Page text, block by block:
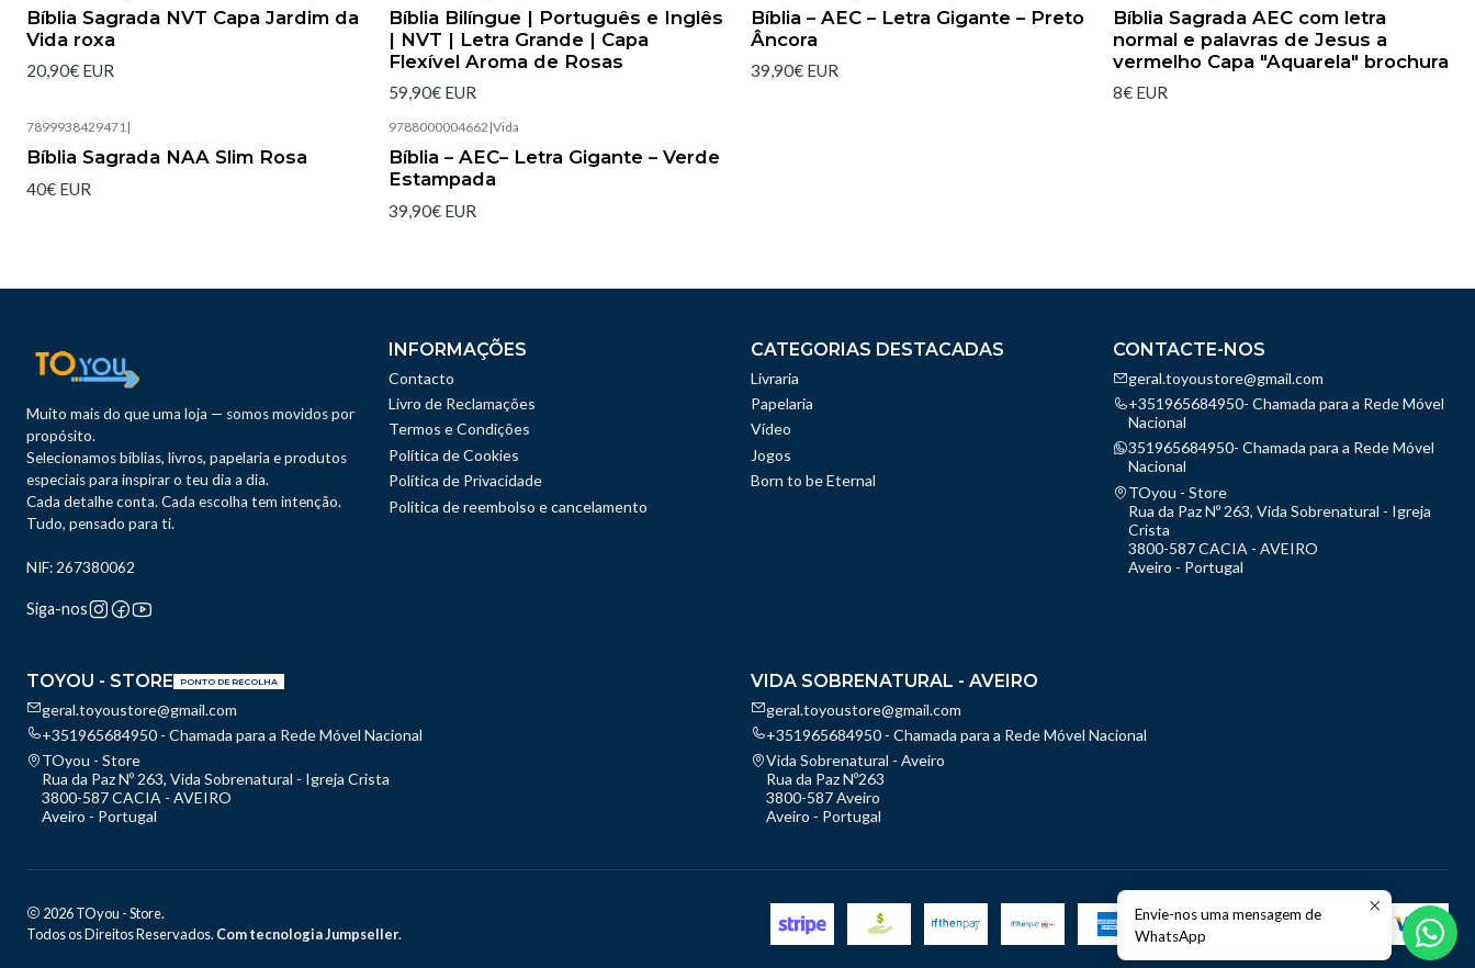
Bíblia Sagrada NVT Capa Jardim da
Vida roxa
20,90€ EUR
Bíblia Bilíngue | Português e Inglês
| NVT | Letra Grande | Capa
Flexível Aroma de Rosas
59,90€ EUR
Bíblia – AEC – Letra Gigante – Preto
Âncora
39,90€ EUR
Bíblia Sagrada AEC com letra
normal e palavras de Jesus a
vermelho Capa "Aquarela" brochura
8€ EUR
7899938429471|
Bíblia Sagrada NAA Slim Rosa
40€ EUR
9788000004662 |Vida
Bíblia – AEC– Letra Gigante – Verde
Estampada
39,90€ EUR
Muito mais do que uma loja — somos movidos por
propósito.
Selecionamos bíblias, livros, papelaria e produtos
especiais para inspirar o teu dia a dia.
Cada detalhe conta. Cada escolha tem intenção.
Tudo, pensado para ti.
NIF: 267380062
Siga-nos
INFORMAÇÕES
Contacto
Livro de Reclamações
Termos e Condições
Política de Cookies
Política de Privacidade
Politica de reembolso e cancelamento
CATEGORIAS DESTACADAS
Livraria
Papelaria
Vídeo
Jogos
Born to be Eternal
CONTACTE-NOS
geral.toyoustore@gmail.com
+351965684950- Chamada para a Rede Móvel
Nacional
351965684950- Chamada para a Rede Móvel
Nacional
TOyou - Store
Rua da Paz Nº 263, Vida Sobrenatural - Igreja
Crista
3800-587 CACIA - AVEIRO
Aveiro - Portugal
TOYOU - STORE PONTO DE RECOLHA
geral.toyoustore@gmail.com
+351965684950 - Chamada para a Rede Móvel Nacional
TOyou - Store
Rua da Paz Nº 263, Vida Sobrenatural - Igreja Crista
3800-587 CACIA - AVEIRO
Aveiro - Portugal
VIDA SOBRENATURAL - AVEIRO
geral.toyoustore@gmail.com
+351965684950 - Chamada para a Rede Móvel Nacional
Vida Sobrenatural - Aveiro
Rua da Paz Nº263
3800-587 Aveiro
Aveiro - Portugal
2026 TOyou - Store.
Todos os Direitos Reservados. Com tecnologia Jumpseller.
Envie-nos uma mensagem de
WhatsApp